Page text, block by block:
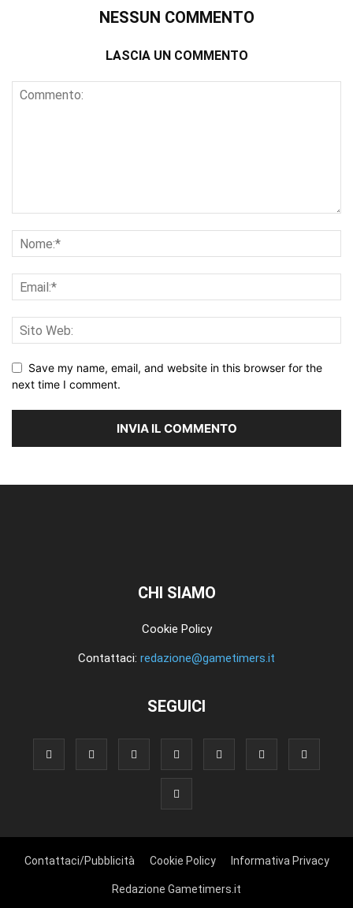
NESSUN COMMENTO
LASCIA UN COMMENTO
Save my name, email, and website in this browser for the
next time I comment.
CHI SIAMO
Cookie Policy
Contattaci: redazione@gametimers.it
SEGUICI
Contattaci/Pubblicità Cookie Policy Informativa Privacy
Redazione Gametimers.it